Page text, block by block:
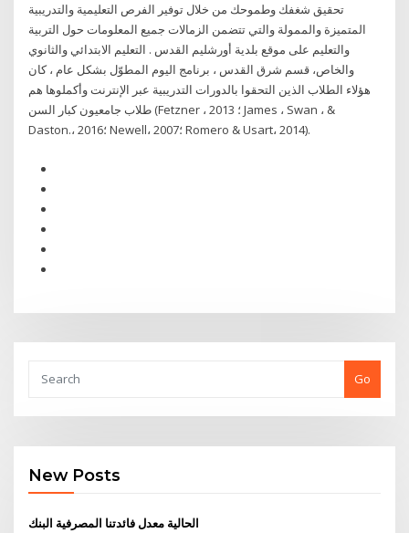
تحقيق شغفك وطموحك من خلال توفير الفرص التعليمية والتدريبية
المتميزة والممولة والتي تتضمن الزمالات جميع المعلومات حول التربية
والتعليم على موقع بلدية أورشليم القدس . التعليم الابتدائي والثانوي
والخاص، قسم شرق القدس ، برنامج اليوم المطوّل بشكل عام ، كان
هؤلاء الطلاب الذين التحقوا بالدورات التدريبية عبر الإنترنت وأكملوها هم
طلاب جامعيون كبار السن (Fetzner ، 2013 ؛ James ، Swan ، &
Daston.، 2016؛ Newell، 2007؛ Romero & Usart، 2014).
Go
New Posts
الحالية معدل فائدتنا المصرفية البنك